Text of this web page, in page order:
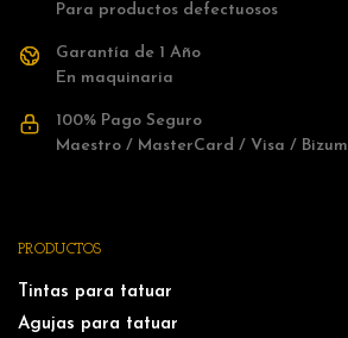
Para productos defectuosos
Garantía de 1 Año
En maquinaria
100% Pago Seguro
Maestro / MasterCard / Visa / Bizum
PRODUCTOS
Tintas para tatuar
Agujas para tatuar